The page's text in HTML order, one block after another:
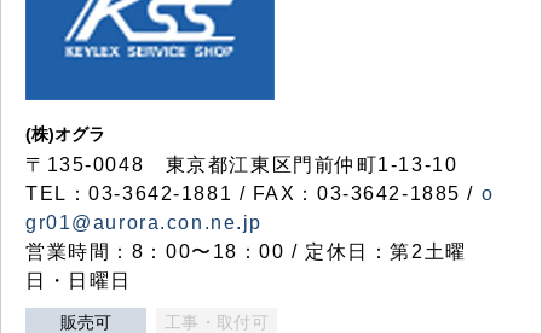
(株)オグラ
〒135-0048 東京都江東区門前仲町1-13-10
TEL：03-3642-1881 / FAX：03-3642-1885 / o
gr01@aurora.con.ne.jp
営業時間：8：00〜18：00 / 定休日：第2土曜
日・日曜日
販売可 工事・取付可